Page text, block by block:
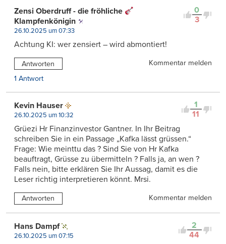
0
3
Zensi Oberdruff - die fröhliche
Klampfenkönigin
26.10.2025 um 07:33
Achtung KI: wer zensiert – wird abmontiert!
Antworten
Kommentar melden
1 Antwort
1
11
Kevin Hauser
26.10.2025 um 10:32
Grüezi Hr Finanzinvestor Gantner. In Ihr Beitrag
schreiben Sie in ein Passage „Kafka lässt grüssen.“
Frage: Wie meinttu das ? Sind Sie von Hr Kafka
beauftragt, Grüsse zu übermitteln ? Falls ja, an wen ?
Falls nein, bitte erklären Sie Ihr Aussag, damit es die
Leser richtig interpretieren könnt. Mrsi.
Antworten Kommentar melden
2
44
Hans Dampf
26.10.2025 um 07:15